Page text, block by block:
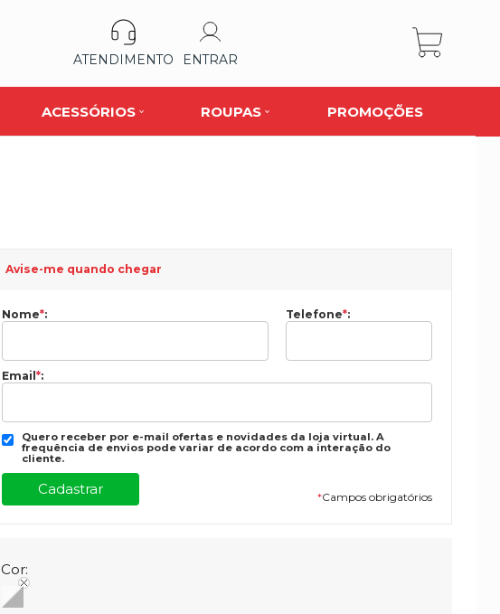
ATENDIMENTO ENTRAR
ACESSÓRIOS ROUPAS PROMOÇÕES
Avise-me quando chegar
Nome*: Telefone*:
Email *:
Quero receber por e-mail ofertas e novidades da loja virtual. A
frequência de envios pode variar de acordo com a interação do
cliente.
*Campos obrigatórios
Cor: